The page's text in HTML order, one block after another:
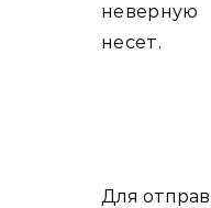
несет.
Для